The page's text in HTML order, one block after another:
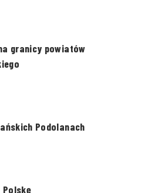
granicy powiatów
Podolanach